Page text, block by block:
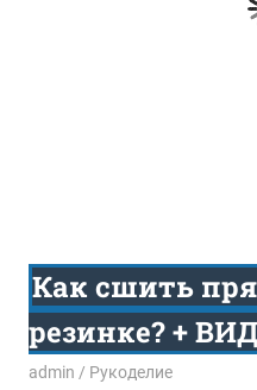
Как сшить
резинке? +
27.10.2014
admin Рукоделие